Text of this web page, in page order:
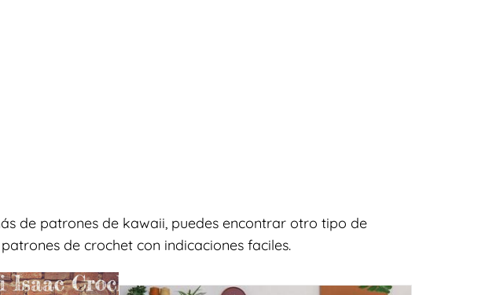
de patrones de kawaii, puedes encontrar otro tipo de
de crochet con indicaciones faciles.